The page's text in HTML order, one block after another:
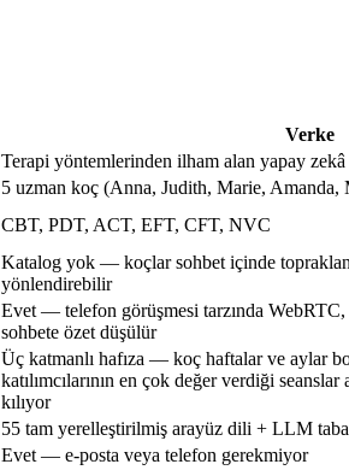
Verke
Terapi yöntemlerinden ilham alan yapay
5 uzman koç (Anna, Judith, Marie,
CBT, PDT, ACT, EFT, CFT, NVC
Katalog yok — koçlar sohbet içinde
yönlendirebilir
Evet — telefon görüşmesi tarzında WebRTC,
sohbete özet düşülür
Üç katmanlı hafıza — koç haftalar ve aylar
katılımcılarının en çok değer verdiği seanslar
kılıyor
55 tam yerelleştirilmiş arayüz dili + LLM
Evet — e-posta veya telefon gerekmiyor